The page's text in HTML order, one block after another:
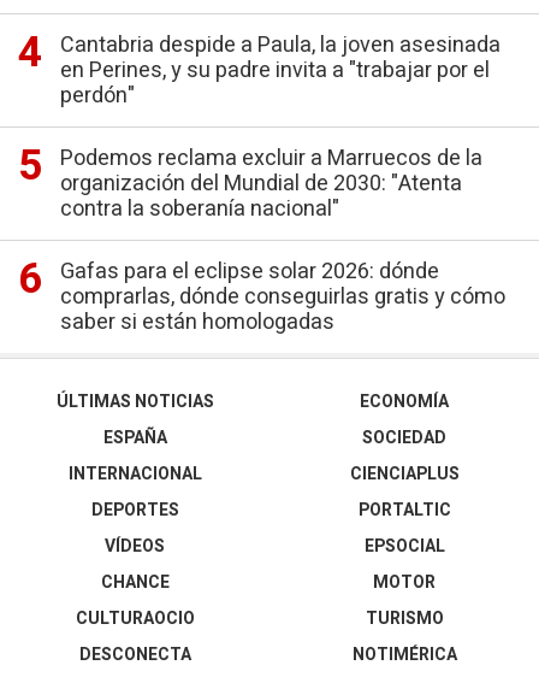
Cantabria despide a Paula, la joven asesinada
en Perines, y su padre invita a "trabajar por el
perdón"
Podemos reclama excluir a Marruecos de la
organización del Mundial de 2030: "Atenta
contra la soberanía nacional"
Gafas para el eclipse solar 2026: dónde
comprarlas, dónde conseguirlas gratis y cómo
saber si están homologadas
ÚLTIMAS NOTICIAS
ESPAÑA
INTERNACIONAL
DEPORTES
VÍDEOS
ECONOMÍA
SOCIEDAD
CIENCIAPLUS
PORTALTIC
EPSOCIAL
CHANCE
CULTURAOCIO
DESCONECTA
MOTOR
TURISMO
NOTIMÉRICA